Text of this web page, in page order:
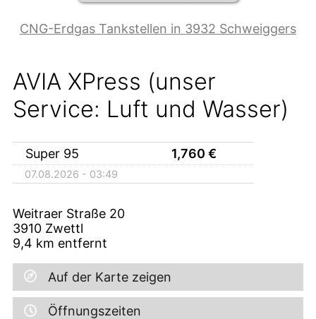
CNG-Erdgas Tankstellen in 3932 Schweiggers
AVIA XPress (unser
Service: Luft und Wasser)
Super 95 1,760 €
07.08.2026 - 03:49
Weitraer Straße 20
3910 Zwettl
9,4 km entfernt
Auf der Karte zeigen
Öffnungszeiten